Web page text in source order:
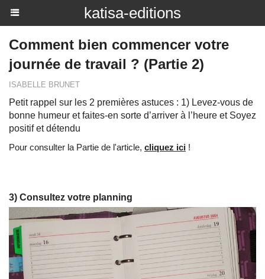
katisa-editions
Comment bien commencer votre
journée de travail ? (Partie 2)
ISABELLE BRUNET
Petit rappel sur les 2 premières astuces : 1) Levez-vous de
bonne humeur et faites-en sorte d’arriver à l’heure et Soyez
positif et détendu
Pour consulter la Partie de l'article, cliquez ici !
3) Consultez votre planning